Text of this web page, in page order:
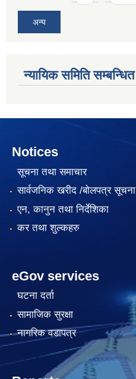
अन्य
न्यायिक समिति सम्बन्धित
Notices
सूचना तथा समाचार
सार्वजनिक खरीद /बोलपत्र सूचना
एन, कानुन तथा निर्देशिका
कर तथा शुल्कहरु
eGov services
घटना दर्ता
सामाजिक सुरक्षा
नागरिक वडापत्र